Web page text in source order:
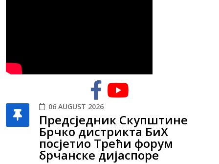
06 AUGUST 2026
Предсједник Скупштине
Брчко дистрикта БиХ
посјетио Трећи форум
брчанске дијаспоре